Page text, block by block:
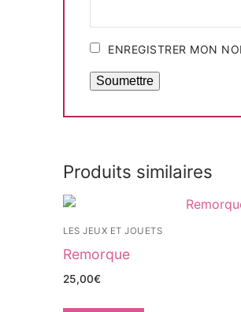
ENREGISTRER MON
Produits similaires
LES JEUX ET JOUETS
Remorque
25,00€